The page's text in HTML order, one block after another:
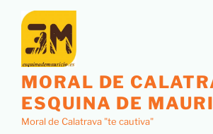
contenido
MORAL DE
ESQUINA DE
Moral de Calatrava "te cautiva"